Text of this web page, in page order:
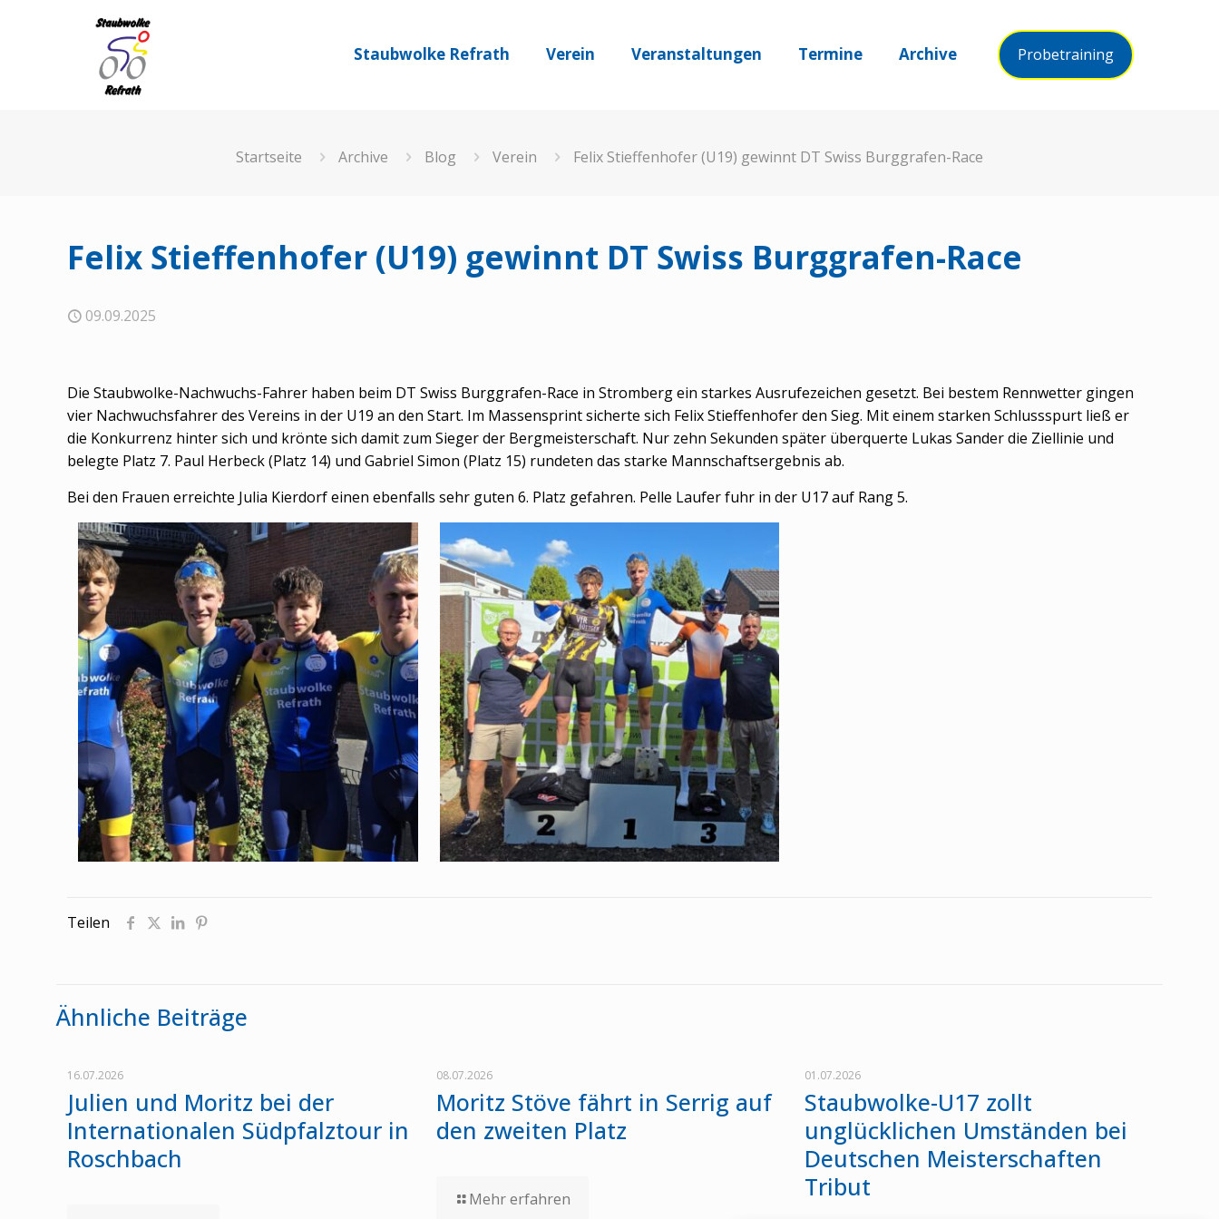
Staubwolke Refrath Verein Veranstaltungen Termine Archive Probetraining
Startseite Archive Blog Verein Felix Stieffenhofer (U19) gewinnt DT Swiss Burggrafen-Race
Felix Stieffenhofer (U19) gewinnt DT Swiss Burggrafen-Race
09.09.2025
Die Staubwolke-Nachwuchs-Fahrer haben beim DT Swiss Burggrafen-Race in Stromberg ein starkes Ausrufezeichen gesetzt. Bei bestem Rennwetter gingen
vier Nachwuchsfahrer des Vereins in der U19 an den Start. Im Massensprint sicherte sich Felix Stieffenhofer den Sieg. Mit einem starken Schlussspurt ließ er
die Konkurrenz hinter sich und krönte sich damit zum Sieger der Bergmeisterschaft. Nur zehn Sekunden später überquerte Lukas Sander die Ziellinie und
belegte Platz 7. Paul Herbeck (Platz 14) und Gabriel Simon (Platz 15) rundeten das starke Mannschaftsergebnis ab.
Bei den Frauen erreichte Julia Kierdorf einen ebenfalls sehr guten 6. Platz gefahren. Pelle Laufer fuhr in der U17 auf Rang 5.
Teilen
Ähnliche Beiträge
16.07.2026
Julien und Moritz bei der
Internationalen Südpfalztour in
Roschbach
08.07.2026
Moritz Stöve fährt in Serrig auf
den zweiten Platz
Mehr erfahren
01.07.2026
Staubwolke-U17 zollt
unglücklichen Umständen bei
Deutschen Meisterschaften
Tribut